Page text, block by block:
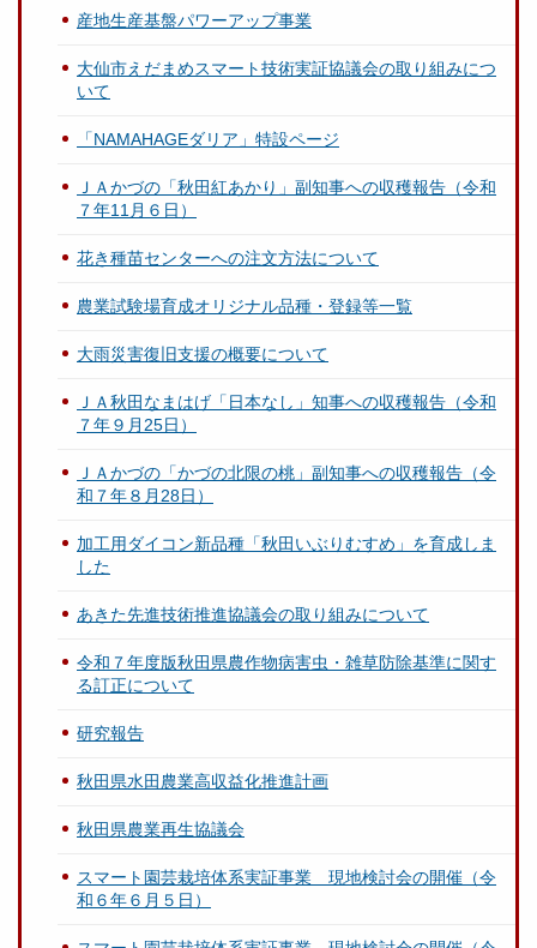
産地生産基盤パワーアップ事業
大仙市えだまめスマート技術実証協議会の取り組みにつ
いて
「NAMAHAGEダリア」特設ページ
ＪＡかづの「秋田紅あかり」副知事への収穫報告（令和
７年11月６日）
花き種苗センターへの注文方法について
農業試験場育成オリジナル品種・登録等一覧
大雨災害復旧支援の概要について
ＪＡ秋田なまはげ「日本なし」知事への収穫報告（令和
７年９月25日）
ＪＡかづの「かづの北限の桃」副知事への収穫報告（令
和７年８月28日）
加工用ダイコン新品種「秋田いぶりむすめ」を育成しま
した
あきた先進技術推進協議会の取り組みについて
令和７年度版秋田県農作物病害虫・雑草防除基準に関す
る訂正について
研究報告
秋田県水田農業高収益化推進計画
秋田県農業再生協議会
スマート園芸栽培体系実証事業 現地検討会の開催（令
和６年６月５日）